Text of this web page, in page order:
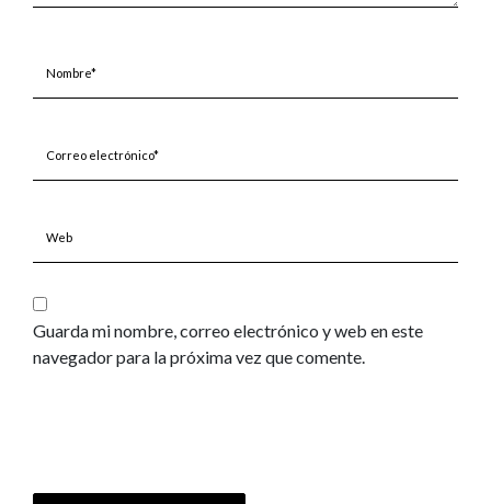
electrónico*
Guarda mi nombre, correo electrónico y web en este
navegador para la próxima vez que comente.